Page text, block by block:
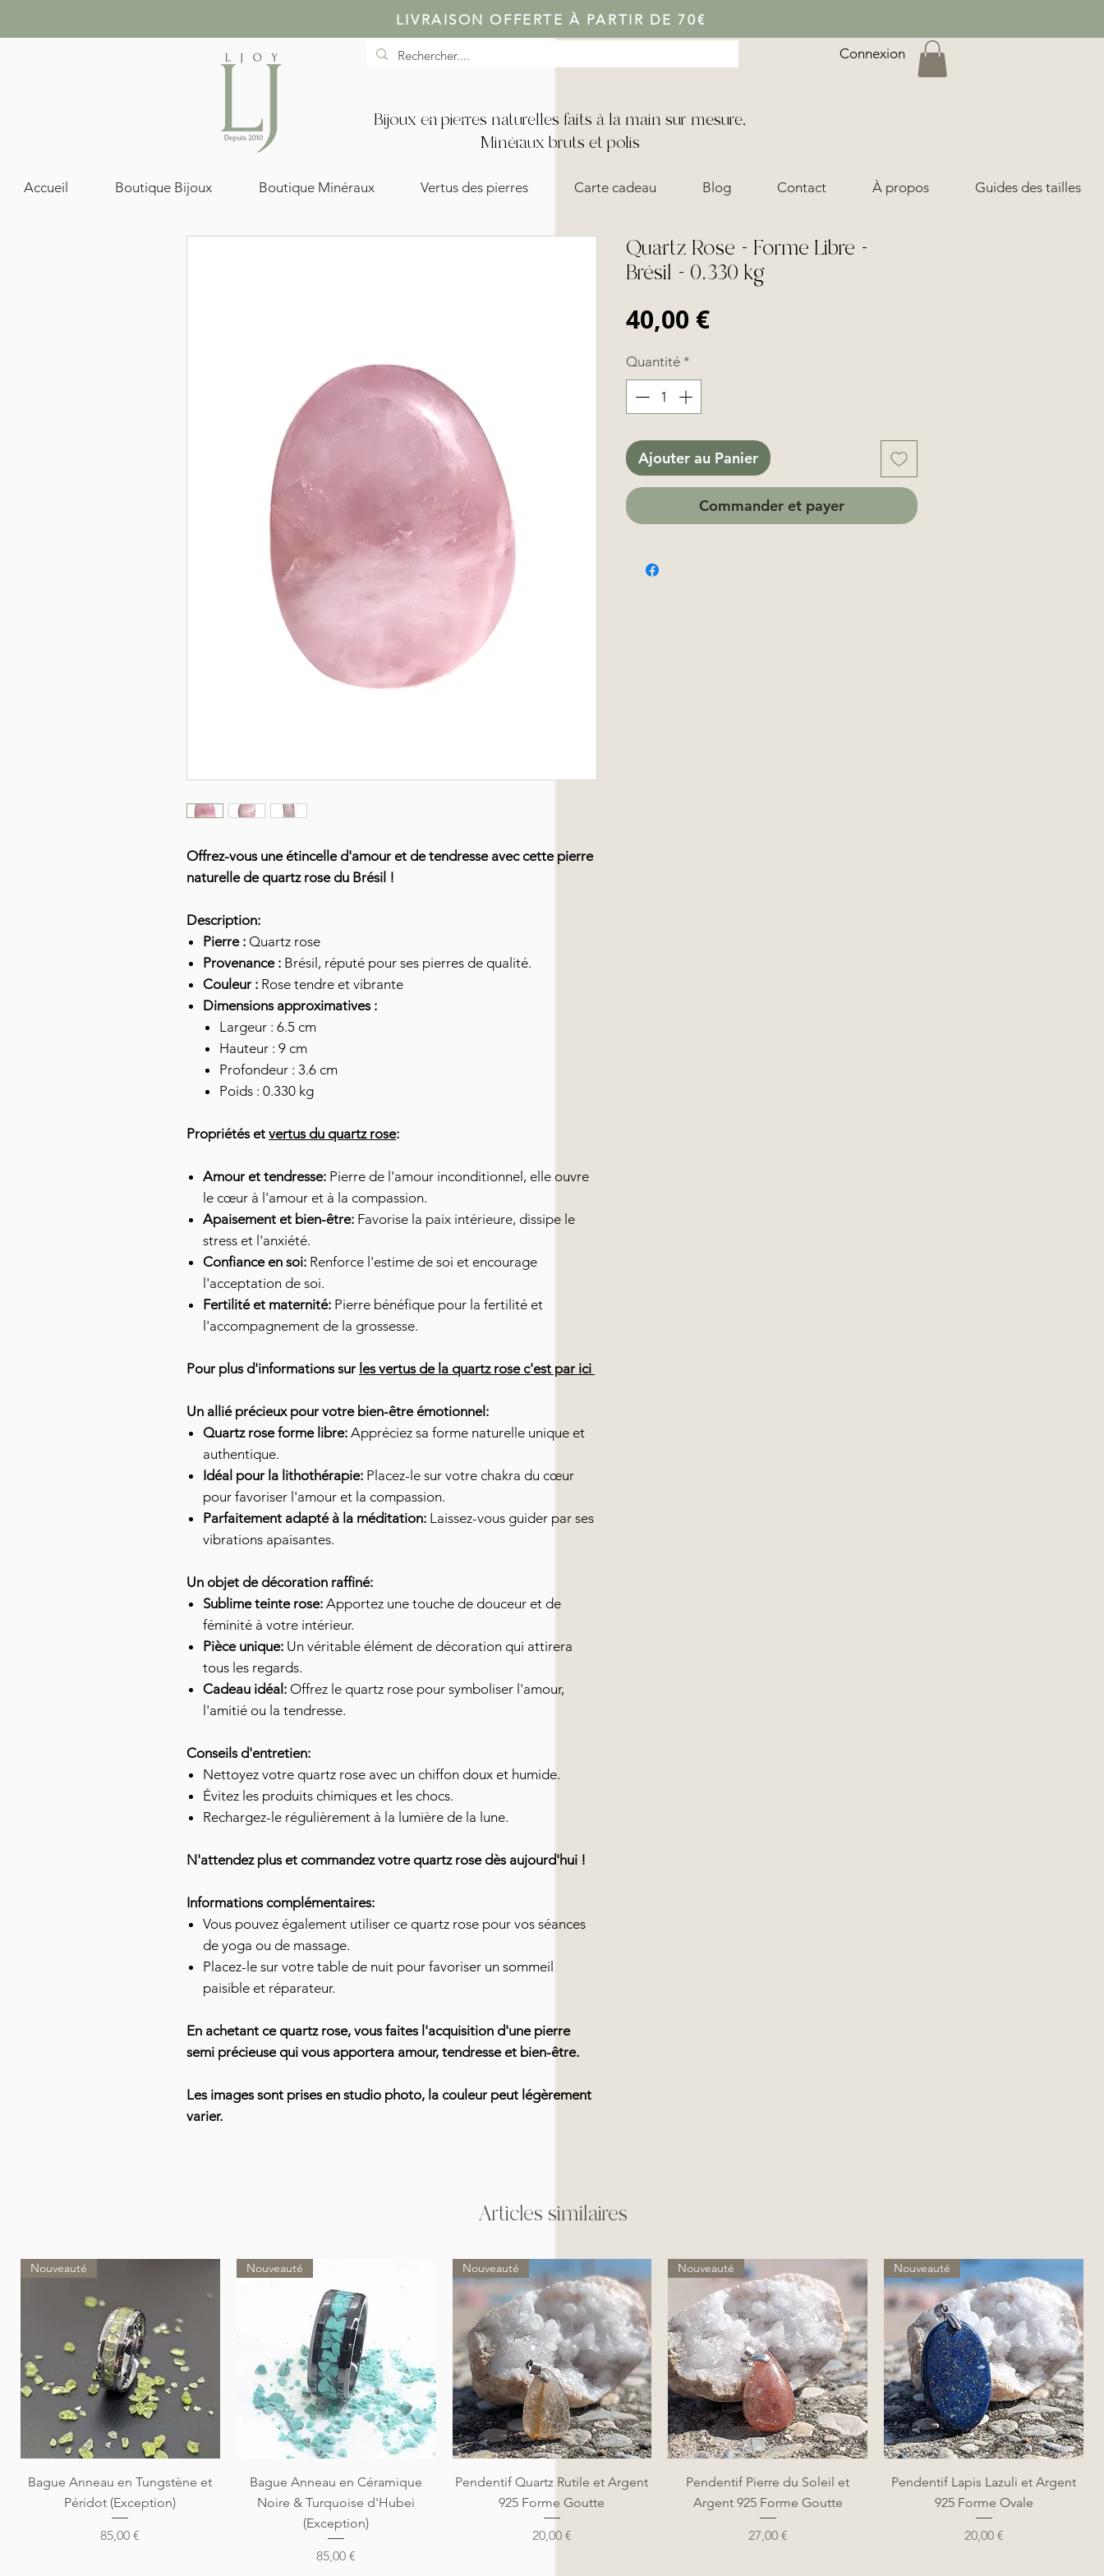
LIVRAISON OFFERTE À PARTIR DE 70€
Connexion
Bijoux en pierres naturelles faits à la main sur mesure,
Minéraux bruts et polis
Accueil Boutique Bijoux Boutique Minéraux Vertus des pierres Carte cadeau Blog Contact À propos Guides des tailles
Offrez-vous une étincelle d'amour et de tendresse avec cette pierre
naturelle de quartz rose du Brésil !
Description:
Pierre : Quartz rose
Provenance : Brésil, réputé pour ses pierres de qualité.
Couleur : Rose tendre et vibrante
Dimensions approximatives :
Largeur : 6.5 cm
Hauteur : 9 cm
Profondeur : 3.6 cm
Poids : 0.330 kg
Propriétés et vertus du quartz rose:
Amour et tendresse: Pierre de l'amour inconditionnel, elle ouvre
le cœur à l'amour et à la compassion.
Apaisement et bien-être: Favorise la paix intérieure, dissipe le
stress et l'anxiété.
Confiance en soi: Renforce l'estime de soi et encourage
l'acceptation de soi.
Fertilité et maternité: Pierre bénéfique pour la fertilité et
l'accompagnement de la grossesse.
Pour plus d'informations sur les vertus de la quartz rose c'est par ici
Un allié précieux pour votre bien-être émotionnel:
Quartz rose forme libre: Appréciez sa forme naturelle unique et
authentique.
Idéal pour la lithothérapie: Placez-le sur votre chakra du cœur
pour favoriser l'amour et la compassion.
Parfaitement adapté à la méditation: Laissez-vous guider par ses
vibrations apaisantes.
Un objet de décoration raffiné:
Sublime teinte rose: Apportez une touche de douceur et de
féminité à votre intérieur.
Pièce unique: Un véritable élément de décoration qui attirera
tous les regards.
Cadeau idéal: Offrez le quartz rose pour symboliser l'amour,
l'amitié ou la tendresse.
Conseils d'entretien:
Nettoyez votre quartz rose avec un chiffon doux et humide.
Évitez les produits chimiques et les chocs.
Rechargez-le régulièrement à la lumière de la lune.
N'attendez plus et commandez votre quartz rose dès aujourd'hui !
Informations complémentaires:
Vous pouvez également utiliser ce quartz rose pour vos séances
de yoga ou de massage.
Placez-le sur votre table de nuit pour favoriser un sommeil
paisible et réparateur.
En achetant ce quartz rose, vous faites l'acquisition d'une pierre
semi précieuse qui vous apportera amour, tendresse et bien-être.
Les images sont prises en studio photo, la couleur peut légèrement
varier.
Quartz Rose - Forme Libre -
Brésil - 0.330 kg
40,00 €Prix
Quantité *
Ajouter au Panier
Commander et payer
Articles similaires
Aperçu rapide
Nouveauté
Bague Anneau en Tungstène et
Péridot (Exception)
Prix
85,00 €
Aperçu rapide
Nouveauté
Bague Anneau en Céramique
Noire & Turquoise d'Hubei
(Exception)
Prix
85,00 €
Aperçu rapide
Nouveauté
Pendentif Quartz Rutile et Argent
925 Forme Goutte
Prix
20,00 €
Aperçu rapide
Nouveauté
Pendentif Pierre du Soleil et
Argent 925 Forme Goutte
Prix
27,00 €
Aperçu rapide
Nouveauté
Pendentif Lapis Lazuli et Argent
925 Forme Ovale
Prix
20,00 €